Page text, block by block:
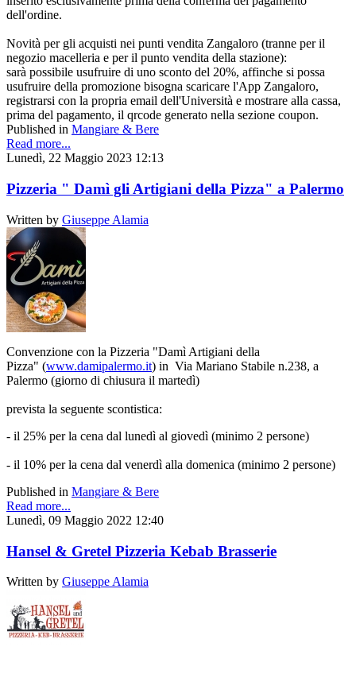
dell'ordine.
Novità per gli acquisti nei punti vendita Zangaloro (tranne per il
negozio macelleria e per il punto vendita della stazione):
sarà possibile usufruire di uno sconto del 20%, affinche si possa
usufruire della promozione bisogna scaricare l'App Zangaloro,
registrarsi con la propria email dell'Università e mostrare alla cassa,
prima del pagamento, il qrcode generato nella sezione coupon.
Published in Mangiare & Bere
Read more...
Lunedì, 22 Maggio 2023 12:13
Pizzeria " Damì gli Artigiani della Pizza" a Palermo
Written by Giuseppe Alamia
Convenzione con la Pizzeria "Damì Artigiani della
Pizza" (www.damipalermo.it) in Via Mariano Stabile n.238, a
Palermo (giorno di chiusura il martedì)
prevista la seguente scontistica:
- il 25% per la cena dal lunedì al giovedì (minimo 2 persone)
- il 10% per la cena dal venerdì alla domenica (minimo 2 persone)
Published in Mangiare & Bere
Read more...
Lunedì, 09 Maggio 2022 12:40
Hansel & Gretel Pizzeria Kebab Brasserie
Written by Giuseppe Alamia